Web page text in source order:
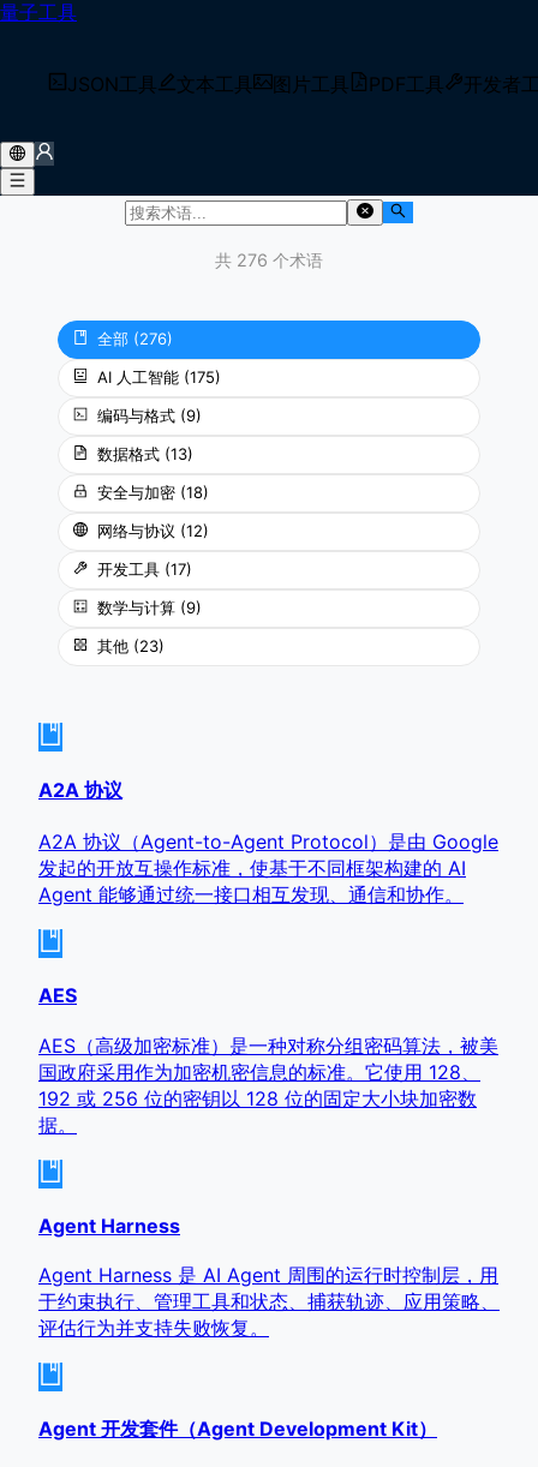
量子工具
JSON工具 文本工具 图片工具 PDF工具 开发者
术语库
常见开发者术语和技术概念的清晰定义和解释。
共 276 个术语
全部 (276)
AI 人工智能 (175)
编码与格式 (9)
数据格式 (13)
安全与加密 (18)
网络与协议 (12)
开发工具 (17)
数学与计算 (9)
其他 (23)
A2A 协议
A2A 协议（Agent-to-Agent Protocol）是由 Google
发起的开放互操作标准，使基于不同框架构建的 AI
Agent 能够通过统一接口相互发现、通信和协作。
AES
AES（高级加密标准）是一种对称分组密码算法，被美
国政府采用作为加密机密信息的标准。它使用 128、
192 或 256 位的密钥以 128 位的固定大小块加密数
据。
Agent Harness
Agent Harness 是 AI Agent 周围的运行时控制层，用
于约束执行、管理工具和状态、捕获轨迹、应用策略、
评估行为并支持失败恢复。
Agent 开发套件（Agent Development Kit）